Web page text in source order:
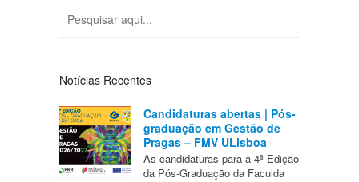
Notícias Recentes
Candidaturas abertas | Pós-
graduação em Gestão de
Pragas – FMV ULisboa
As candidaturas para a 4ª Edição
da Pós-Graduação da Faculda